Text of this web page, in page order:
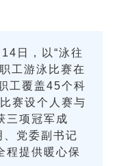
日，以“泳往
工游泳比赛在
工覆盖45个科
赛设个人赛与
三项冠军成
、党委副书记
程提供暖心保